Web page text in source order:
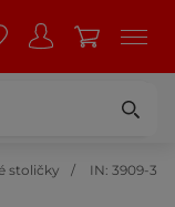
stoličky IN: 3909-3